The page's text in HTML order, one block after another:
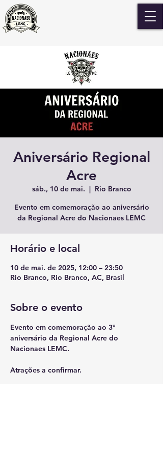
Aniversário Regional
Acre
sáb., 10 de mai.
  |
Rio Branco
Evento em comemoração ao aniversário
da Regional Acre do Nacionaes LEMC
Horário e local
10 de mai. de 2025, 12:00 – 23:50
Rio Branco, Rio Branco, AC, Brasil
Sobre o evento
Evento em comemoração ao 3º
aniversário da Regional Acre do
Nacionaes LEMC.
Atrações a confirmar.